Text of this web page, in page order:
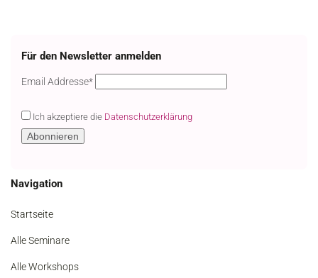
Für den Newsletter anmelden
Email Addresse*
Ich akzeptiere die Datenschutzerklärung
Navigation
Startseite
Alle Seminare
Alle Workshops